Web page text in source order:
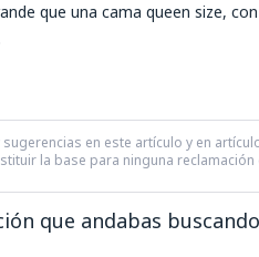
que una cama queen size,
en este artículo y en
la base para ninguna
que andabas